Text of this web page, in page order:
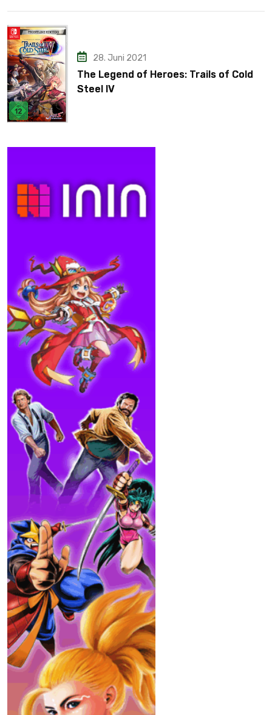
28. Juni 2021
The Legend of Heroes: Trails of Cold
Steel IV